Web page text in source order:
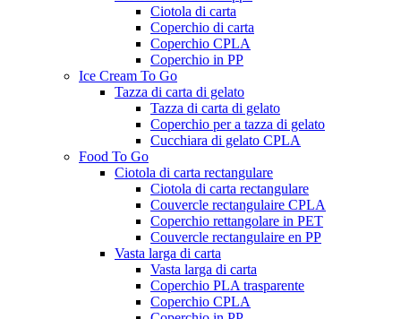
Ciotola di carta
Coperchio di carta
Coperchio CPLA
Coperchio in PP
Ice Cream To Go
Tazza di carta di gelato
Tazza di carta di gelato
Coperchio per a tazza di gelato
Cucchiara di gelato CPLA
Food To Go
Ciotola di carta rectangulare
Ciotola di carta rectangulare
Couvercle rectangulaire CPLA
Coperchio rettangolare in PET
Couvercle rectangulaire en PP
Vasta larga di carta
Vasta larga di carta
Coperchio PLA trasparente
Coperchio CPLA